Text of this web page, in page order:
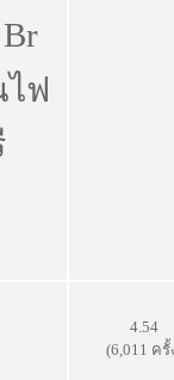
ไฟ
4.54
(6,011 ครั้